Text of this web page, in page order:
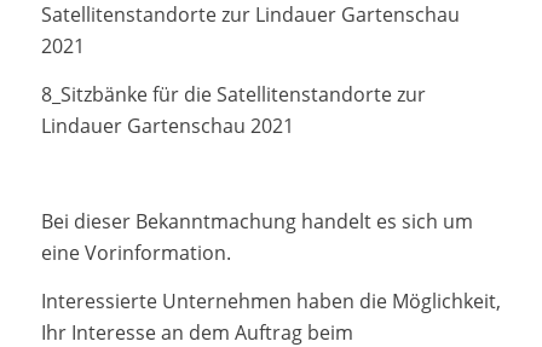
Satellitenstandorte zur Lindauer Gartenschau
2021
8_Sitzbänke für die Satellitenstandorte zur
Lindauer Gartenschau 2021
Bei dieser Bekanntmachung handelt es sich um
eine Vorinformation.
Interessierte Unternehmen haben die Möglichkeit,
Ihr Interesse an dem Auftrag beim